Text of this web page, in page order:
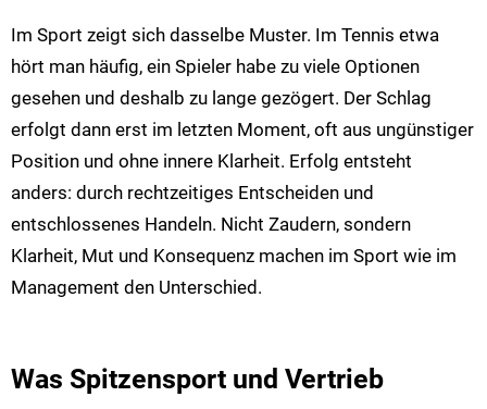
Im Sport zeigt sich dasselbe Muster. Im Tennis etwa
hört man häufig, ein Spieler habe zu viele Optionen
gesehen und deshalb zu lange gezögert. Der Schlag
erfolgt dann erst im letzten Moment, oft aus ungünstiger
Position und ohne innere Klarheit. Erfolg entsteht
anders: durch rechtzeitiges Entscheiden und
entschlossenes Handeln. Nicht Zaudern, sondern
Klarheit, Mut und Konsequenz machen im Sport wie im
Management den Unterschied.
Was Spitzensport und Vertrieb